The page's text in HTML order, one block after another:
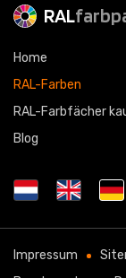
RAL
Home
RAL-Farben
RAL-Farbfächer
Blog
Impressum